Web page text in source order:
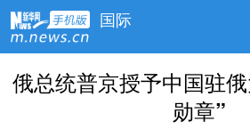
国际
俄总统普京授予中国驻
勋章”